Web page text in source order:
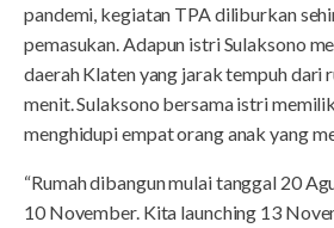
pandemi, kegiatan TPA diliburkan
pemasukan. Adapun istri Sulaksono
daerah Klaten yang jarak tempuh dari
menit. Sulaksono bersama istri
menghidupi empat orang anak yang
“Rumah dibangun mulai tanggal 20
10 November. Kita launching 13